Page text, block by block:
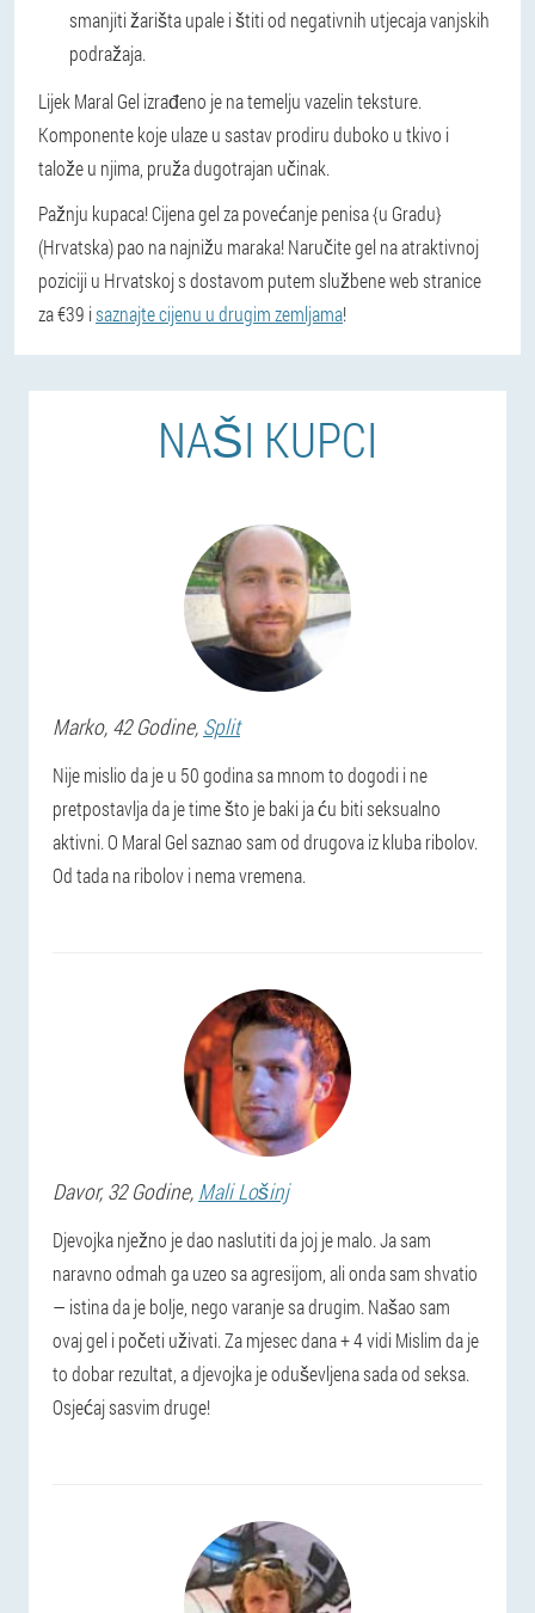
smanjiti žarišta upale i štiti od negativnih utjecaja vanjskih
podražaja.
Lijek Maral Gel izrađeno je na temelju vazelin teksture.
Komponente koje ulaze u sastav prodiru duboko u tkivo i
talože u njima, pruža dugotrajan učinak.
Pažnju kupaca!Cijena gel za povećanje penisa {u Gradu}
(Hrvatska) pao na najnižu maraka! Naručite gel na atraktivnoj
poziciji u Hrvatskoj s dostavom putem službene web stranice
za €39 isaznajte cijenu u drugim zemljama!
NAŠI KUPCI
Marko, 42 Godine, Split
Nije mislio da je u 50 godina sa mnom to dogodi i ne
pretpostavlja da je time što je baki ja ću biti seksualno
aktivni. O Maral Gel saznao sam od drugova iz kluba ribolov.
Od tada na ribolov i nema vremena.
Davor, 32 Godine, Mali Lošinj
Djevojka nježno je dao naslutiti da joj je malo. Ja sam
naravno odmah ga uzeo sa agresijom, ali onda sam shvatio
— istina da je bolje, nego varanje sa drugim. Našao sam
ovaj gel i početi uživati. Za mjesec dana + 4 vidi Mislim da je
to dobar rezultat, a djevojka je oduševljena sada od seksa.
Osjećaj sasvim druge!